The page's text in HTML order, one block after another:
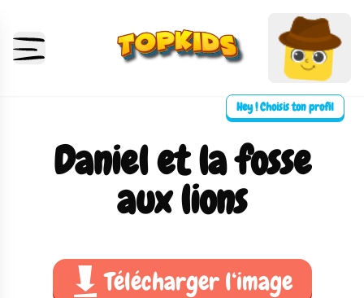
Hey ! Choisis ton profil
Daniel et la fosse
aux lions
Télécharger l‘image